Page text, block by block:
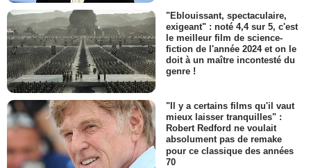
"Eblouissant, spectaculaire,
exigeant" : noté 4,4 sur 5, c'est
le meilleur film de science-
fiction de l'année 2024 et on le
doit à un maître incontesté du
genre !
"Il y a certains films qu'il vaut
mieux laisser tranquilles" :
Robert Redford ne voulait
absolument pas de remake
pour ce classique des années
70